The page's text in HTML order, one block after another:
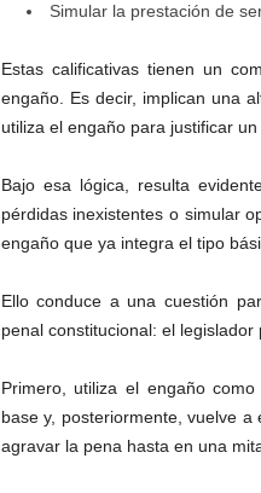
Simular la prestación de
Estas calificativas tienen un
engaño. Es decir, implican una
utiliza el engaño para justificar
Bajo esa lógica, resulta
pérdidas inexistentes o simular
engaño que ya integra el tipo
Ello conduce a una cuestión
penal constitucional: el
Primero, utiliza el engaño
base y, posteriormente, vuelve
agravar la pena hasta en una